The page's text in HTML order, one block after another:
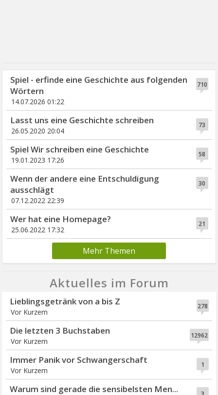
710
Spiel - erfinde eine Geschichte aus folgenden
Wörtern
14.07.2026 01:22
73
Lasst uns eine Geschichte schreiben
26.05.2020 20:04
58
Spiel Wir schreiben eine Geschichte
19.01.2023 17:26
30
Wenn der andere eine Entschuldigung
ausschlägt
07.12.2022 22:39
21
Wer hat eine Homepage?
25.06.2022 17:32
Mehr Themen
Aktuelles im Forum
278
Lieblingsgetränk von a bis Z
Vor Kurzem
12962
Die letzten 3 Buchstaben
Vor Kurzem
1
Immer Panik vor Schwangerschaft
Vor Kurzem
Warum sind gerade die sensibelsten Men...